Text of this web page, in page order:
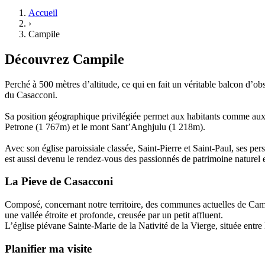
Accueil
›
Campile
Découvrez Campile
Perché à 500 mètres d’altitude, ce qui en fait un véritable balcon
du Casacconi.
Sa position géographique privilégiée permet aux habitants comme
Petrone (1 767m) et le mont Sant’Anghjulu (1 218m).
Avec son église paroissiale classée, Saint-Pierre et Saint-Paul, ses
est aussi devenu le rendez-vous des passionnés de patrimoine naturel
La Pieve de Casacconi
Composé, concernant notre territoire, des communes actuelles de
une vallée étroite et profonde, creusée par un petit affluent.
L’église piévane Sainte-Marie de la Nativité de la Vierge, située
Planifier ma visite